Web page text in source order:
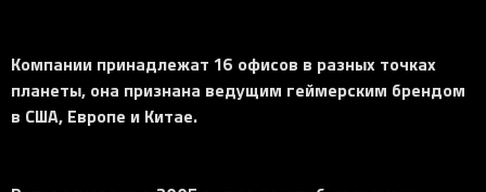
Компании принадлежат 16 офисов в разных точках
планеты, она признана ведущим геймерским брендом
в США, Европе и Китае.